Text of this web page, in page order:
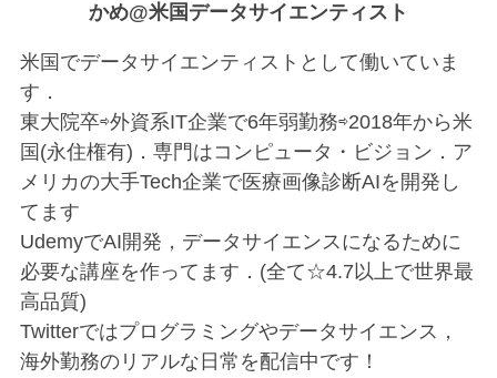
かめ@米国データサイエンティスト
米国でデータサイエンティストとして働いていま
す．
東大院卒⇨外資系IT企業で6年弱勤務⇨2018年から米
国(永住権有)．専門はコンピュータ・ビジョン．ア
メリカの大手Tech企業で医療画像診断AIを開発し
てます
UdemyでAI開発，データサイエンスになるために
必要な講座を作ってます．(全て☆4.7以上で世界最
高品質)
Twitterではプログラミングやデータサイエンス，
海外勤務のリアルな日常を配信中です！